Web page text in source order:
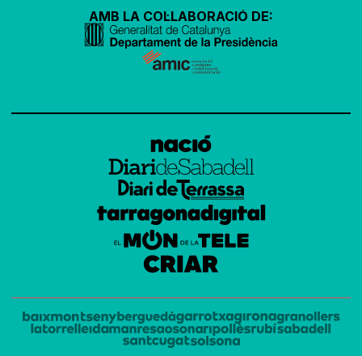
AMB LA COL·LABORACIÓ DE: